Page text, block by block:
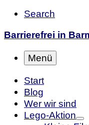
Search
Barrierefrei in
Menü
Start
Blog
Wer wir sind
Lego-Aktion